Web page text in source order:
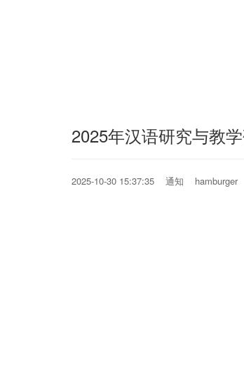
2025年汉语研究与教
2025-10-30 15:37:35 通知 hamburger